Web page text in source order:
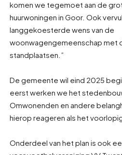
komen we tegemoet aan de
huurwoningen in Goor. Ook
langgekoesterde wens van de
woonwagengemeenschap met
standplaatsen.”
De gemeente wil eind 2025
eerst werken we het
Omwonenden en andere
hierop reageren als het
Onderdeel van het plan is ook